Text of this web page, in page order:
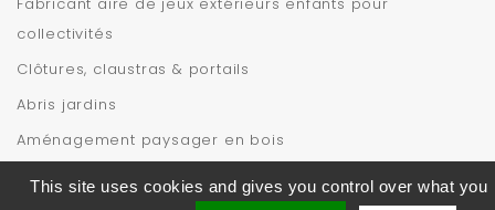
Fabricant aire de jeux extérieurs enfants pour
collectivités
Clôtures, claustras & portails
Abris jardins
Aménagement paysager en bois
INFORMATIONS
This site uses cookies and gives you control over what you